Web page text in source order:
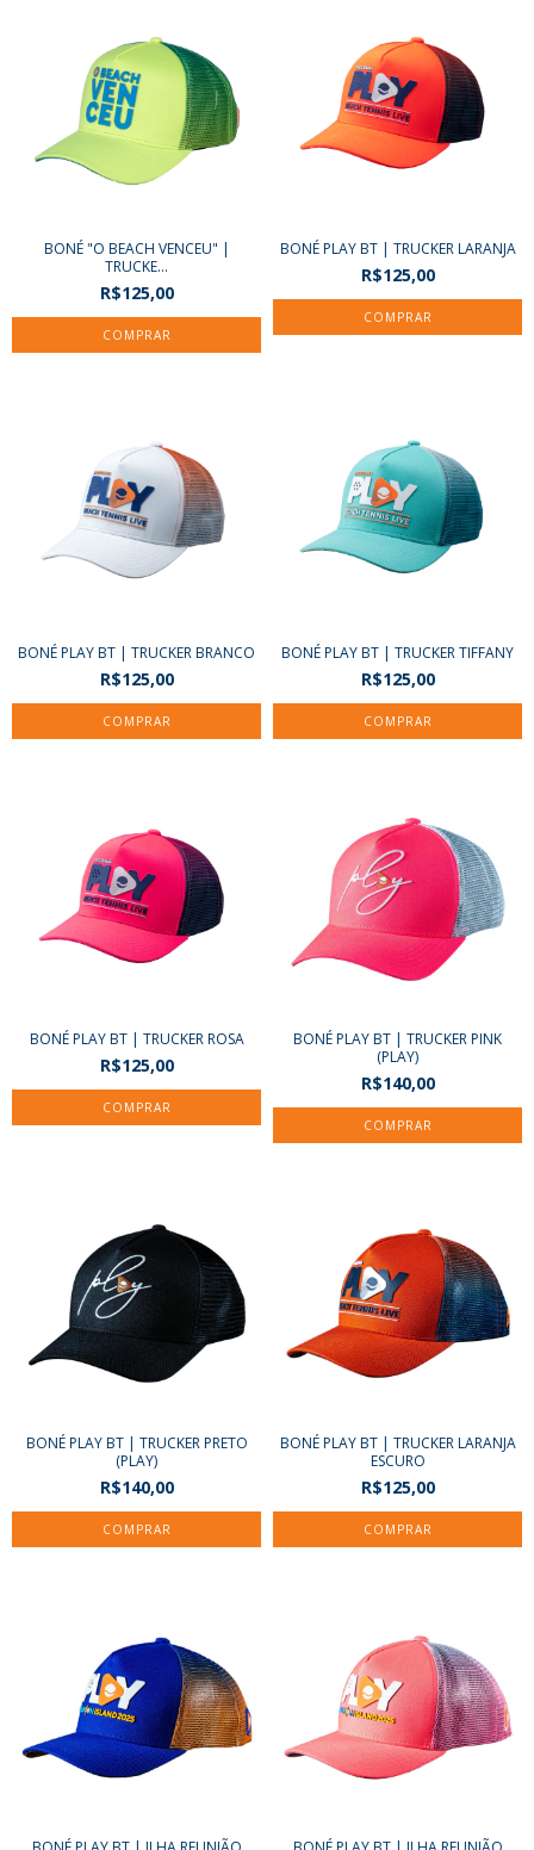
BONÉ "O BEACH VENCEU" |
TRUCKE...
R$125,00
BONÉ PLAY BT | TRUCKER LARANJA
R$125,00
BONÉ PLAY BT | TRUCKER BRANCO
R$125,00
BONÉ PLAY BT | TRUCKER TIFFANY
R$125,00
BONÉ PLAY BT | TRUCKER ROSA
R$125,00
BONÉ PLAY BT | TRUCKER PINK
(PLAY)
R$140,00
BONÉ PLAY BT | TRUCKER PRETO
(PLAY)
R$140,00
BONÉ PLAY BT | TRUCKER LARANJA
ESCURO
R$125,00